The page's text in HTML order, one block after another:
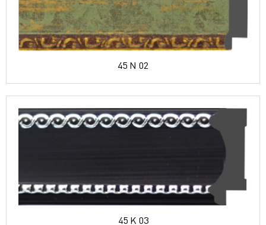
45 N 02
45 K 03